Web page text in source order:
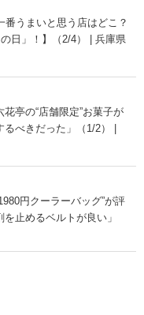
うまいと思う店はどこ？
日」！】（2/4） | 兵庫県
亭の“店舗限定”お菓子が
べきだった」（1/2） |
円クーラーバッグ”が評
止めるベルトが良い」